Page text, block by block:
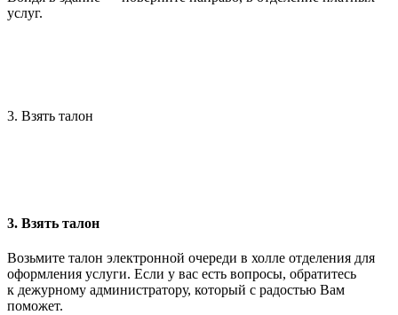
услуг.
3. Взять талон
3. Взять талон
Возьмите талон электронной очереди в холле отделения для
оформления услуги. Если у вас есть вопросы, обратитесь
к дежурному администратору, который с радостью Вам
поможет.